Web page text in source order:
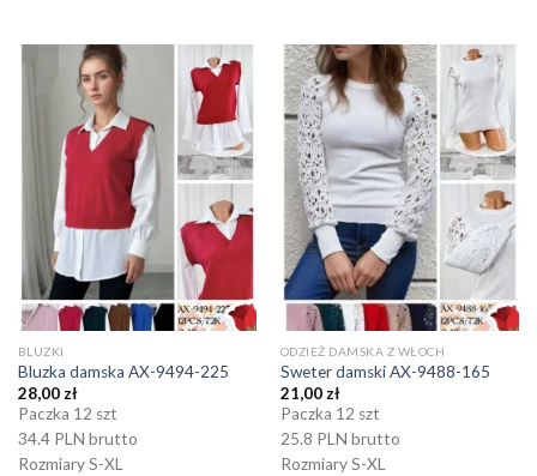
BLUZKI
Bluzka damska AX-9494-225
28,00zł
Paczka 12 szt
34.4 PLN brutto
Rozmiary S-XL
ODZIEŻ DAMSKA Z WŁOCH
Sweter damski AX-9488-165
21,00zł
Paczka 12 szt
25.8 PLN brutto
Rozmiary S-XL